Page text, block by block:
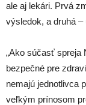
ale aj lekári. Prvá
výsledok, a druhá
„Ako súčasť spreja
bezpečné pre
nemajú jednotlivca
veľkým prínosom